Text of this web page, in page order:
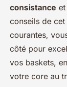
consistance
conseils de
courantes,
côté pour
vos baskets,
votre core au